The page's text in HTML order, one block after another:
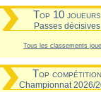
Top 10 joueurs
Passes décisives
Tous les classements
Top compétition
Championnat 2026/